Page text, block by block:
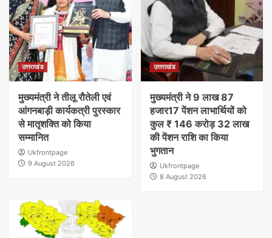
उत्तराखंड
मुख्यमंत्री ने तीलू रौतेली एवं
आंगनबाड़ी कार्यकत्री पुरस्कार
से मातृशक्ति को किया
सम्मानित
Ukfrontpage
9 August 2026
उत्तराखंड
मुख्यमंत्री ने 9 लाख 87
हजार17 पेंशन लाभार्थियों को
कुल ₹ 146 करोड़ 32 लाख
की पेंशन राशि का किया
भुगतान
Ukfrontpage
8 August 2026